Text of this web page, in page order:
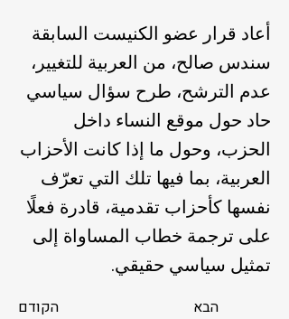
أعاد قرار عضو الكنيست السابقة
سندس صالح، من العربية للتغيير،
عدم الترشح، طرح سؤال سياسي
حاد حول موقع النساء داخل
الحزب، وحول ما إذا كانت الأحزاب
العربية، بما فيها تلك التي تعرّف
نفسها كأحزاب تقدمية، قادرة فعلًا
على ترجمة خطاب المساواة إلى
تمثيل سياسي حقيقي.
הקודם הבא